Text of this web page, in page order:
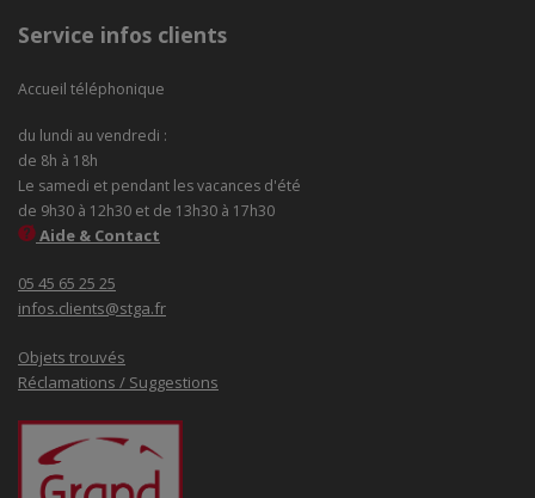
Service infos clients
Accueil téléphonique
du lundi au vendredi :
de 8h à 18h
Le samedi et pendant les vacances d'été
de 9h30 à 12h30 et de 13h30 à 17h30
Aide & Contact
05 45 65 25 25
infos.clients@stga.fr
Objets trouvés
Réclamations / Suggestions